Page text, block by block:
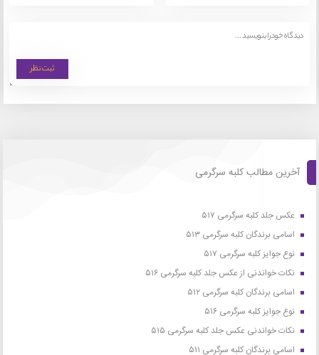
آخرین مطالب کلبه سرگرمی
عکس جلد کلبه سرگرمی ۵۱۷
اسامی برندگان کلبه سرگرمی ۵۱۳
نوع جوایز کلبه سرگرمی ۵۱۷
نکات خواندنی از عکس جلد کلبه سرگرمی ۵۱۶
اسامی برندگان کلبه سرگرمی ۵۱۲
نوع جوایز کلبه سرگرمی ۵۱۶
نکات خواندنی عکس جلد کلبه سرگرمی ۵۱۵
اسامی برندگان کلبه سرگرمی ۵۱۱